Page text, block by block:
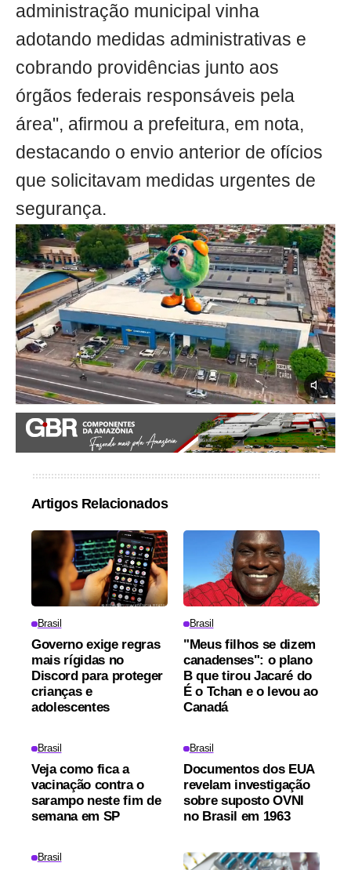
administração municipal vinha
adotando medidas administrativas e
cobrando providências junto aos
órgãos federais responsáveis pela
área", afirmou a prefeitura, em nota,
destacando o envio anterior de ofícios
que solicitavam medidas urgentes de
segurança.
Artigos Relacionados
Brasil
Governo exige regras
mais rígidas no
Discord para proteger
crianças e
adolescentes
Brasil
"Meus filhos se dizem
canadenses": o plano
B que tirou Jacaré do
É o Tchan e o levou ao
Canadá
Brasil
Veja como fica a
vacinação contra o
sarampo neste fim de
semana em SP
Brasil
Documentos dos EUA
revelam investigação
sobre suposto OVNI
no Brasil em 1963
Brasil